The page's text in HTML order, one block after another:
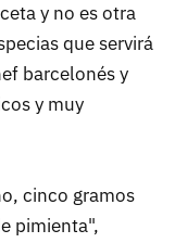
y no es otra
que servirá
barcelonés y
y muy
cinco gramos
pimienta",